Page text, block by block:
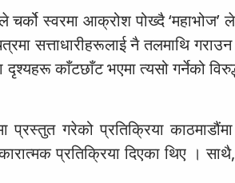
स्वरमा आक्रोश पोख्दै ‘महाभोज’
सत्ताधारीहरूलाई नै तलमाथि
काँटछाँट भएमा त्यसो गर्नेको
प्रस्तुत गरेको प्रतिक्रिया
प्रतिक्रिया दिएका थिए ।